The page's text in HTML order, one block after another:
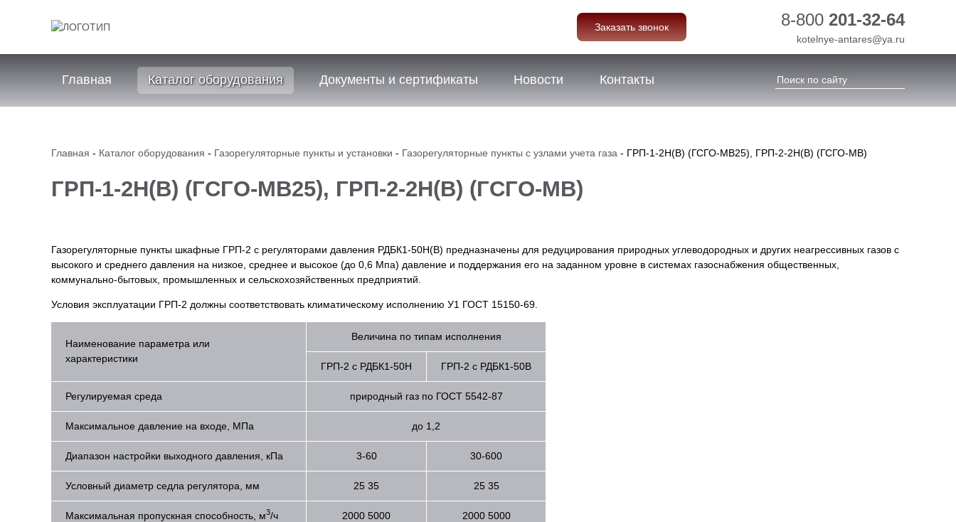
Заказать звонок 8-800 201-32-64
kotelnye-antares@ya.ru
Главная Каталог оборудования Документы и сертификаты Новости Контакты
Главная - Каталог оборудования - Газорегуляторные пункты и установки - Газорегуляторные пункты с узлами учета газа - ГРП-1-2Н(В) (ГСГО-МВ25), ГРП-2-2Н(В) (ГСГО-МВ)
ГРП-1-2Н(В) (ГСГО-МВ25), ГРП-2-2Н(В) (ГСГО-МВ)
Газорегуляторные пункты шкафные ГРП-2 с регуляторами давления РДБК1-50Н(В) предназначены для редуцирования природных углеводородных и других неагрессивных газов с
высокого и среднего давления на низкое, среднее и высокое (до 0,6 Мпа) давление и поддержания его на заданном уровне в системах газоснабжения общественных,
коммунально-бытовых, промышленных и сельскохозяйственных предприятий.
Условия эксплуатации ГРП-2 должны соответствовать климатическому исполнению У1 ГОСТ 15150-69.
Наименование параметра или
характеристики
Величина по типам исполнения
ГРП-2 с РДБК1-50Н ГРП-2 с РДБК1-50В
Регулируемая среда природный газ по ГОСТ 5542-87
Максимальное давление на входе, МПа до 1,2
Диапазон настройки выходного давления, кПа 3-60 30-600
Условный диаметр седла регулятора, мм 25 35 25 35
Максимальная пропускная способность, м3/ч 2000 5000 2000 5000